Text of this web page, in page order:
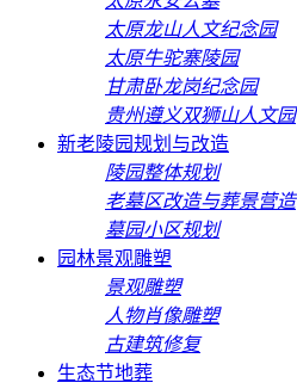
太原龙山人文纪念园
太原牛驼寨陵园
甘肃卧龙岗纪念园
贵州遵义双狮山人文园
新老陵园规划与改造
陵园整体规划
老墓区改造与葬景营造
墓园小区规划
园林景观雕塑
景观雕塑
人物肖像雕塑
古建筑修复
生态节地葬